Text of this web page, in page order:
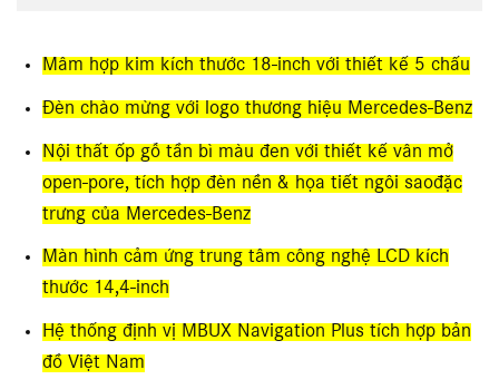
Mâm hợp kim kích thước 18-inch với thiết kế 5 chấu
Đèn chào mừng với logo thương hiệu Mercedes-Benz
Nội thất ốp gỗ tần bì màu đen với thiết kế vân mở
open-pore, tích hợp đèn nền & họa tiết ngôi saođặc
trưng của Mercedes-Benz
Màn hình cảm ứng trung tâm công nghệ LCD kích
thước 14,4-inch
Hệ thống định vị MBUX Navigation Plus tích hợp bản
đồ Việt Nam